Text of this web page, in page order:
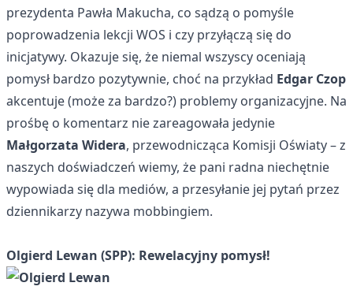
prezydenta Pawła Makucha, co sądzą o pomyśle
poprowadzenia lekcji WOS i czy przyłączą się do
inicjatywy. Okazuje się, że niemal wszyscy oceniają
pomysł bardzo pozytywnie, choć na przykład Edgar Czop
akcentuje (może za bardzo?) problemy organizacyjne. Na
prośbę o komentarz nie zareagowała jedynie
Małgorzata Widera, przewodnicząca Komisji Oświaty – z
naszych doświadczeń wiemy, że pani radna niechętnie
wypowiada się dla mediów, a przesyłanie jej pytań przez
dziennikarzy nazywa mobbingiem.
Olgierd Lewan (SPP): Rewelacyjny pomysł!